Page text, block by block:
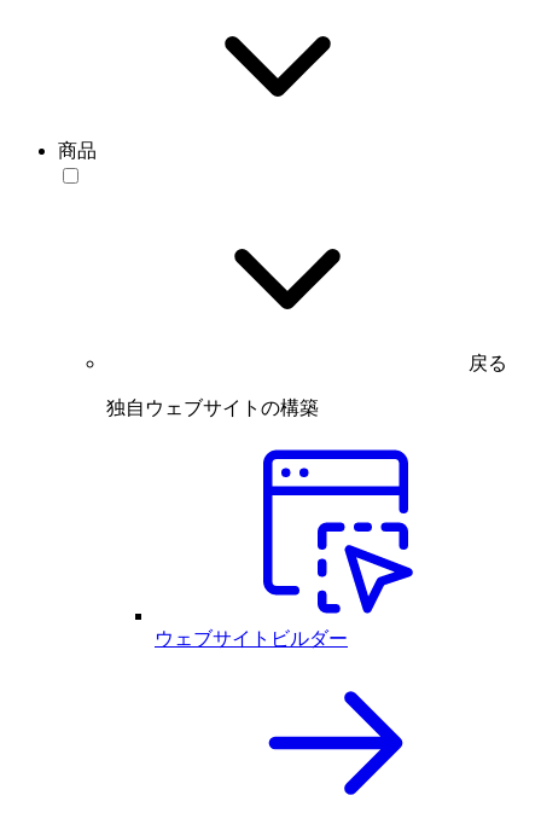
商品
戻る
独自ウェブサイトの構築
ウェブサイトビルダー